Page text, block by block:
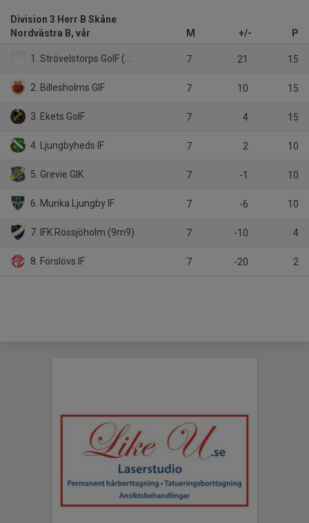
Division 3 Herr B Skåne
Nordvästra B, vår
M +/- P
1. Strövelstorps GoIF (9m9) 7 21 15
2. Billesholms GIF 7 10 15
3. Ekets GoIF 7 4 15
4. Ljungbyheds IF 7 2 10
5. Grevie GIK 7 -1 10
6. Munka Ljungby IF 7 -6 10
7. IFK Rössjöholm (9m9) 7 -10 4
8. Förslövs IF 7 -20 2